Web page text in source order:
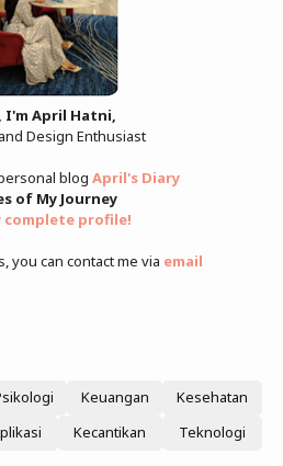
I'm April Hatni,
Design Enthusiast
blog April's Diary
of My Journey
complete profile!
you can contact me via email
Keuangan
Kesehatan
Kecantikan Teknologi